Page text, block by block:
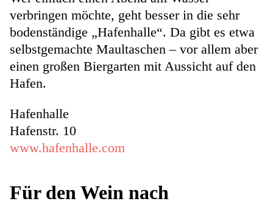
verbringen möchte, geht besser in die sehr
bodenständige „Hafenhalle“. Da gibt es etwa
selbstgemachte Maultaschen – vor allem aber
einen großen Biergarten mit Aussicht auf den
Hafen.
Hafenhalle
Hafenstr. 10
www.hafenhalle.com
Für den Wein nach